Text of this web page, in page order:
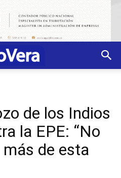
de los Indios
la EPE: “No
de esta